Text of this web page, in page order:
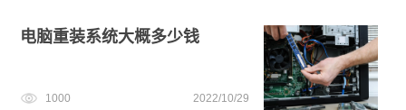
U盘重装系统
win11升级
电脑重装系统大概多少钱
1000 2022/10/29